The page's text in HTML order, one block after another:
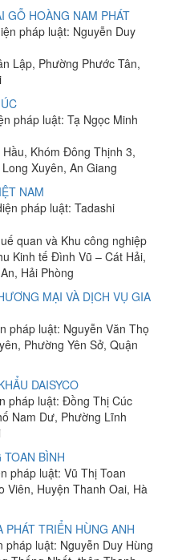
GỖ HOÀNG NAM PHÁT
pháp luật: Nguyễn Duy
Lập, Phường Phước Tân,
pháp luật: Tạ Ngọc Minh
Khóm Đông Thịnh 3,
Xuyên, An Giang
NAM
pháp luật: Tadashi
quan và Khu công nghiệp
Kinh tế Đình Vũ – Cát Hải,
Hải Phòng
MẠI VÀ DỊCH VỤ GIA
pháp luật: Nguyễn Văn Thọ
Phường Yên Sở, Quận
DAISYCO
pháp luật: Đồng Thị Cúc
Nam Dư, Phường Lĩnh
BÌNH
pháp luật: Vũ Thị Toan
Huyện Thanh Oai, Hà
PHÁT TRIỂN HÙNG ANH
pháp luật: Nguyễn Duy Hùng